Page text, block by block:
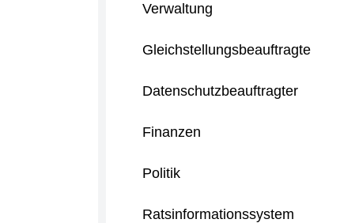
Verwaltung
Gleichstellungsbeauftragte
Datenschutzbeauftragter
Finanzen
Politik
Ratsinformationssystem